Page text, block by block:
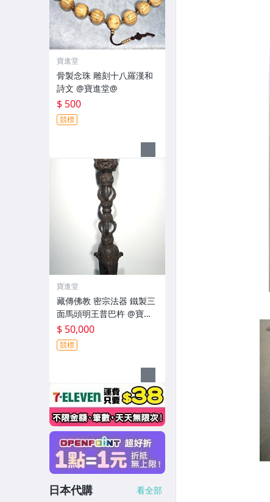
寶進堂
骨製念珠 雕刻十八羅漢和
詩文 @寶進堂@
$ 500
競標
寶進堂
藏傳佛教 密宗法器 鐵製三
面馬頭明王普巴杵 @寶進
堂@
$ 50,000
競標
日本代購 看全部